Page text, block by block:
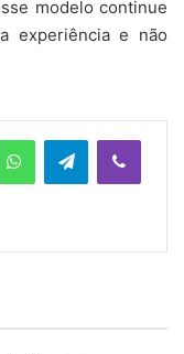
modelo continue
experiência e não
Telegram